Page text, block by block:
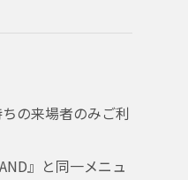
の来場者のみご利
』と同一メニュ